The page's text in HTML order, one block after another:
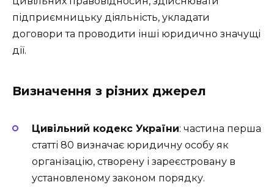
підприємницьку діяльність, укладати
договори та проводити інші юридично значущі
дії.
Визначення з різних джерел
Цивільний кодекс України: частина перша
статті 80 визначає юридичну особу як
організацію, створену і зареєстровану в
установленому законом порядку.